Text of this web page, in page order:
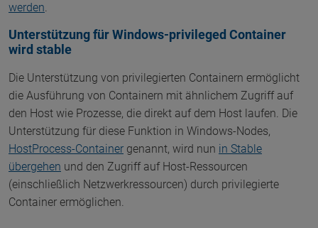
werden.
Unterstützung für Windows-privileged Container
wird stable
Die Unterstützung von privilegierten Containern ermöglicht
die Ausführung von Containern mit ähnlichem Zugriff auf
den Host wie Prozesse, die direkt auf dem Host laufen. Die
Unterstützung für diese Funktion in Windows-Nodes,
HostProcess-Container genannt, wird nun in Stable
übergehen und den Zugriff auf Host-Ressourcen
(einschließlich Netzwerkressourcen) durch privilegierte
Container ermöglichen.